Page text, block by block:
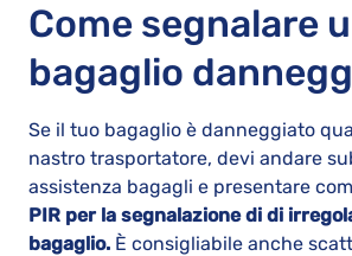
Come segnalare
bagaglio
Se il tuo bagaglio è danneggiato
nastro trasportatore, devi andare
assistenza bagagli e presentare
PIR per la segnalazione di di
bagaglio. È consigliabile anche